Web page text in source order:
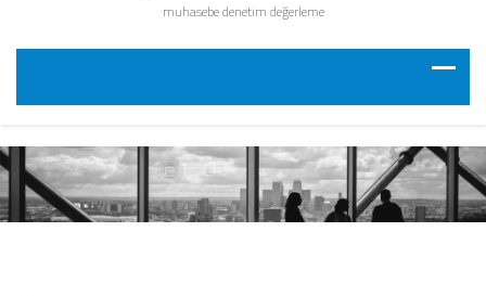
muhasebe denetim değerleme